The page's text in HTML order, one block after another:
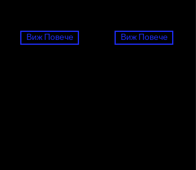
Виж Повече Виж Повече